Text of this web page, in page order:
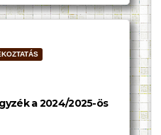
a 2024/2025-ös